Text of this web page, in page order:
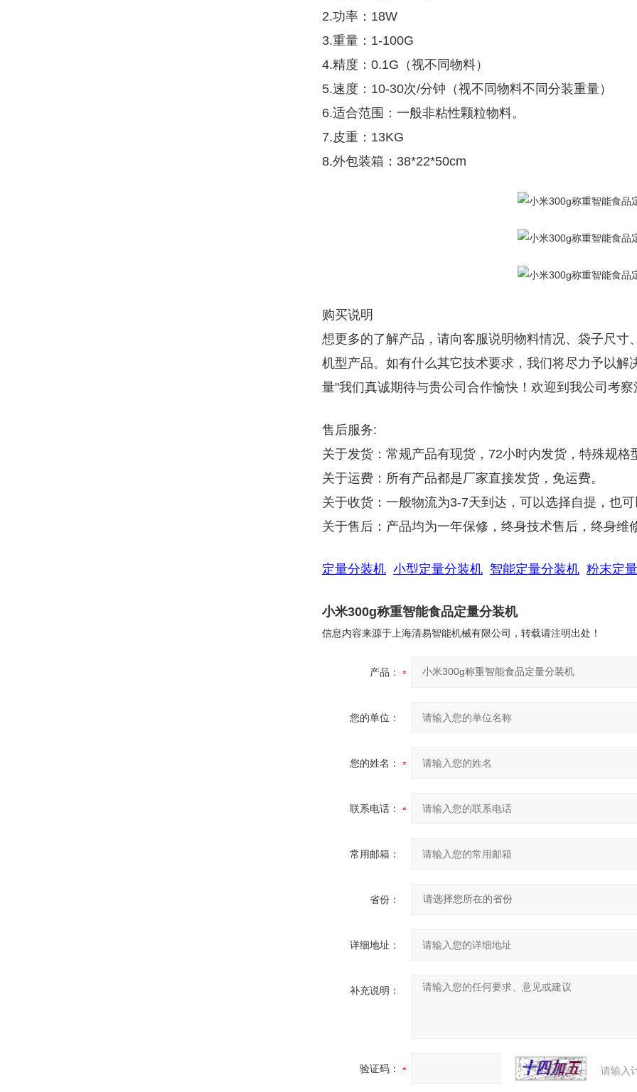
2.功率：18W
3.重量：1-100G
4.精度：0.1G（视不同物料）
5.速度：10-30次/分钟（视不同物料不同分装重量）
6.适合范围：一般非粘性颗粒物料。
7.皮重：13KG
8.外包装箱：38*22*50cm
购买说明
想更多的了解产品，请向客服说明物料情况、袋子尺
机型产品。如有什么其它技术要求，我们将尽力予以解
量"我们真诚期待与贵公司合作愉快！欢迎到我公司考
售后服务:
关于发货：常规产品有现货，72小时内发货，特殊规格
关于运费：所有产品都是厂家直接发货，免运费。
关于收货：一般物流为3-7天到达，可以选择自提，也
关于售后：产品均为一年保修，终身技术售后，终身维
定量分装机 小型定量分装机 智能定量分装机 粉末定
小米300g称重智能食品定量分装机
信息内容来源于上海清易智能机械有限公司，转载请注明出处！
产品：
您的单位：
您的姓名：
联系电话：
常用邮箱：
省份：
详细地址：
补充说明：
验证码： 请输入